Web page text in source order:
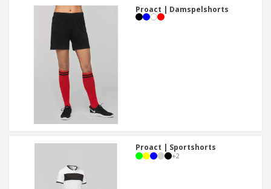
Proact | Damspelshorts
Proact | Sportshorts
+2